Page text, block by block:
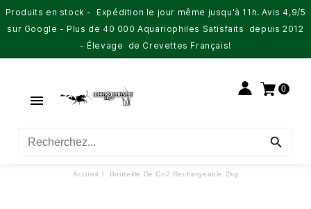
Produits en stock - Expédition le jour même jusqu'à 11h. Avis 4,9/5
sur Google - Plus de 40 000 Aquariophiles Satisfaits depuis 2012
- Élevage de Crevettes Français!

0

Accueil Bouteille De Co2 Rechargeable 2kg